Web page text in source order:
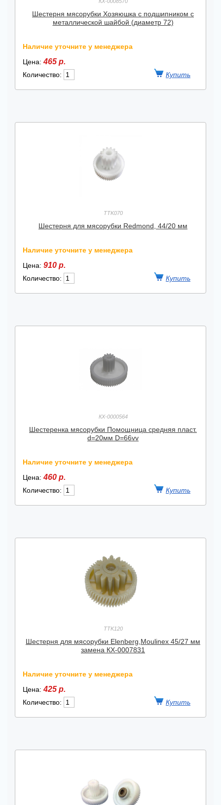
Шестерня мясорубки Хозяюшка с подшипником с
металлической шайбой (диаметр 72)
Наличие уточните у менеджера
Цена:465 р.
Количество:
TTK070
Шестерня для мясорубки Redmond, 44/20 мм
Наличие уточните у менеджера
Цена: 910 р.
Количество:
КХ-0000564
Шестеренка мясорубки Помощница средняя пласт.
d=20мм D=66vv
Наличие уточните у менеджера
Цена:460 р.
Количество:
TTK120
Шестерня для мясорубки Elenberg,Moulinex 45/27 мм
замена КХ-0007831
Наличие уточните у менеджера
Цена:425 р.
Количество: